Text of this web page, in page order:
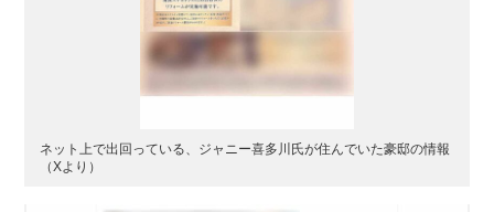
ネット上で出回っている、ジャニー喜多川氏が住んでいた豪邸の情報
（Xより）